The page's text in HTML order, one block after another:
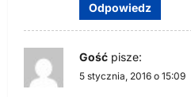
Odpowiedz
Gość pisze:
5 stycznia, 2016 o 15:09